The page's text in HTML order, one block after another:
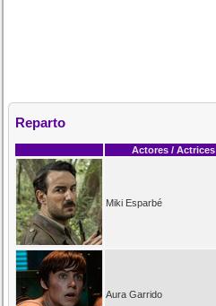
Reparto
Actores / Actrices
Miki Esparbé
Aura Garrido